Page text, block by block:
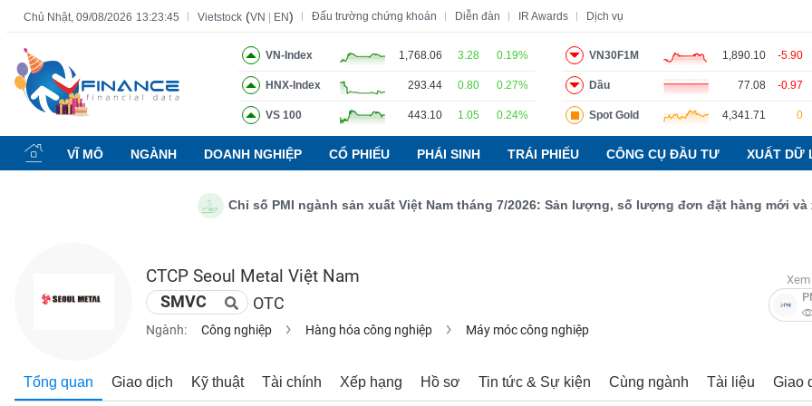
Chủ Nhật, 09/08/2026 13:23:46 Vietstock (VN EN) Đấu trường chứng khoán Diễn đàn IR Awards Dịch vụ
VN-Index 1,768.06 3.28 0.19%
HNX-Index 293.44 0.80 0.27%
VS 100 443.10 1.05 0.24%
VN30F1M 1,890.10 -5.90
Dầu 77.08 -0.97
Spot Gold 4,341.71 0
VĨ MÔ NGÀNH DOANH NGHIỆP CỔ PHIẾU PHÁI SINH TRÁI PHIẾU CÔNG CỤ ĐẦU TƯ XUẤT DỮ
Chỉ số PMI ngành sản xuất Việt Nam tháng 7/2026: Sản lượng, số lượng đơn đặt hàng mới và
CTCP Seoul Metal Việt Nam
SMVC OTC
Ngành: Công nghiệp Hàng hóa công nghiệp Máy móc công nghiệp
Tổng quan Giao dịch Kỹ thuật Tài chính Xếp hạng Hồ sơ Tin tức & Sự kiện Cùng ngành Tài liệu Giao
Tất cả Tính năng Ngành Mã chứng khoán Lãnh đạo Báo cáo phân tích Thuật ngữ
Tính
năng
(-)
KHOÁN
NGHIỆP